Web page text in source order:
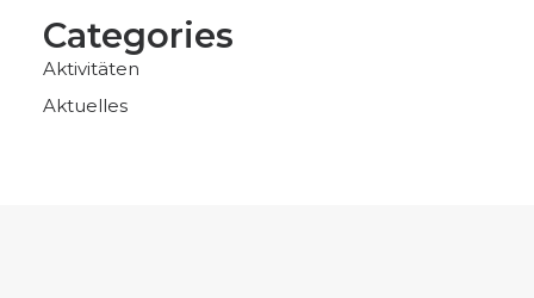
Categories
Aktivitäten
Aktuelles